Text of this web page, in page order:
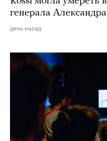
генерала
день назад